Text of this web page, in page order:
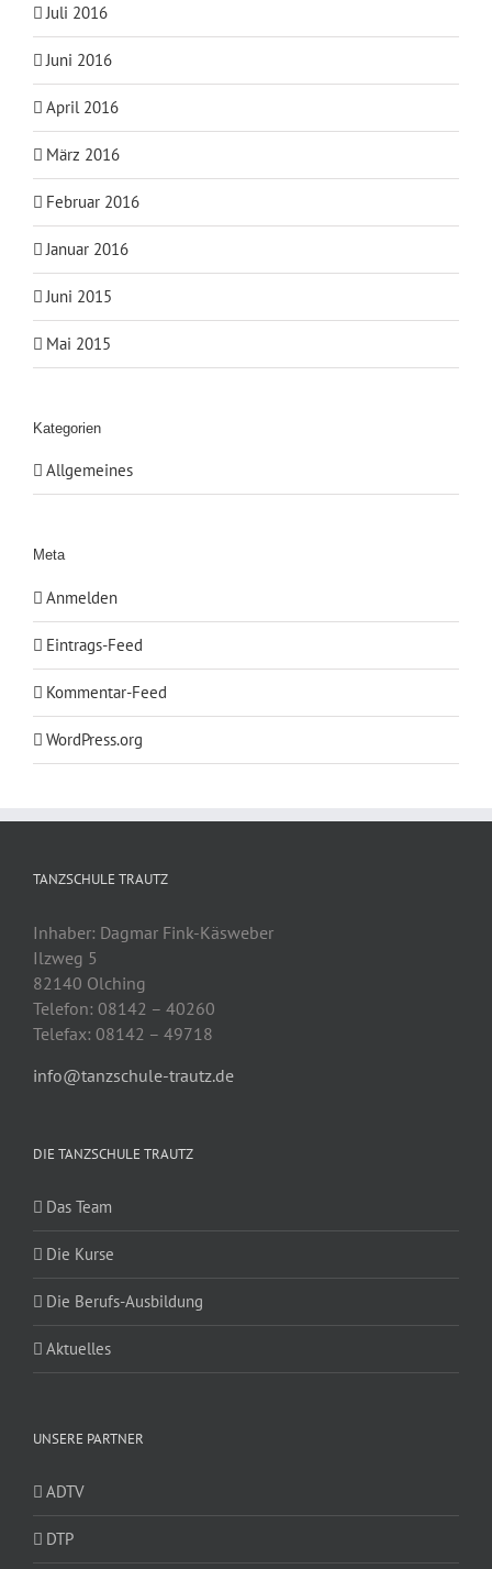
Juli 2016
Juni 2016
April 2016
März 2016
Februar 2016
Januar 2016
Juni 2015
Mai 2015
Kategorien
Allgemeines
Meta
Anmelden
Eintrags-Feed
Kommentar-Feed
WordPress.org
TANZSCHULE TRAUTZ
Inhaber: Dagmar Fink-Käsweber
Ilzweg 5
82140 Olching
Telefon: 08142 – 40260
Telefax: 08142 – 49718
info@tanzschule-trautz.de
DIE TANZSCHULE TRAUTZ
Das Team
Die Kurse
Die Berufs-Ausbildung
Aktuelles
UNSERE PARTNER
ADTV
DTP